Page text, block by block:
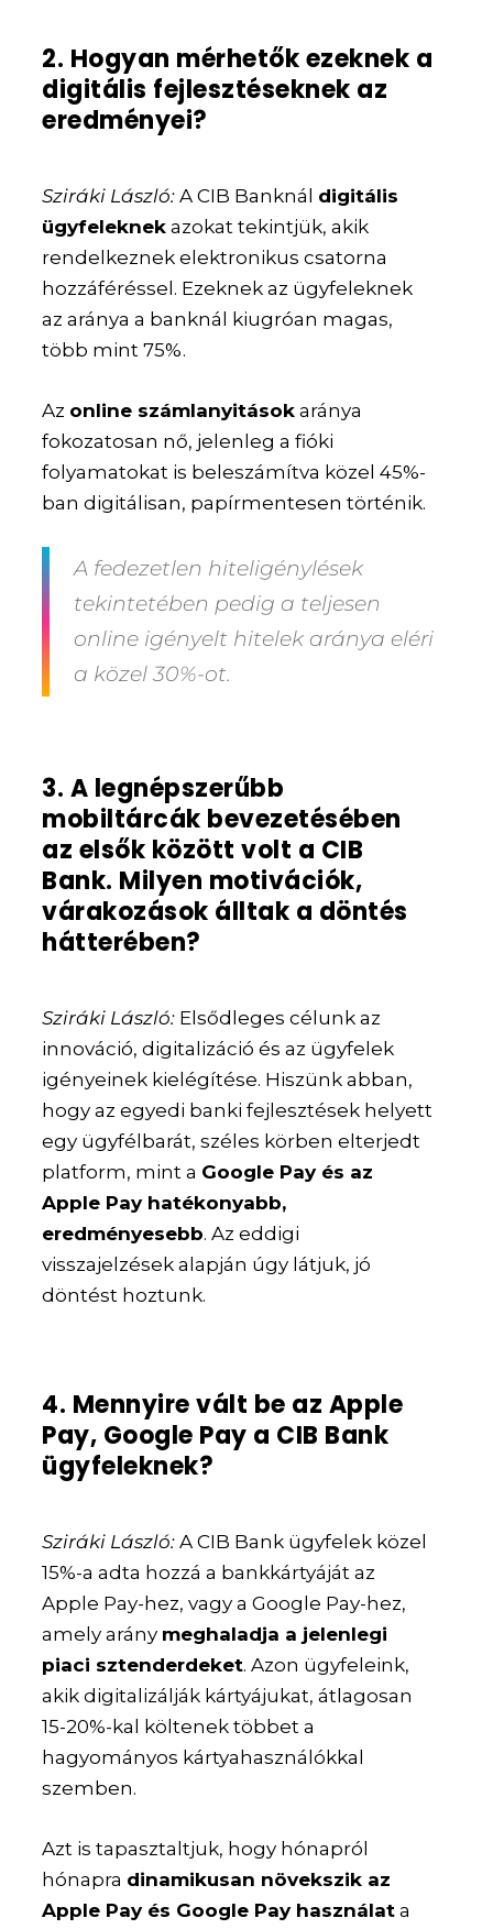
2. Hogyan mérhetők ezeknek a
digitális fejlesztéseknek az
eredményei?
Sziráki László: A CIB Banknál digitális
ügyfeleknek azokat tekintjük, akik
rendelkeznek elektronikus csatorna
hozzáféréssel. Ezeknek az ügyfeleknek
az aránya a banknál kiugróan magas,
több mint 75%.
Az online számlanyitások aránya
fokozatosan nő, jelenleg a fióki
folyamatokat is beleszámítva közel 45%-
ban digitálisan, papírmentesen történik.
A fedezetlen hiteligénylések
tekintetében pedig a teljesen
online igényelt hitelek aránya eléri
a közel 30%-ot.
3. A legnépszerűbb
mobiltárcák bevezetésében
az elsők között volt a CIB
Bank. Milyen motivációk,
várakozások álltak a döntés
hátterében?
Sziráki László: Elsődleges célunk az
innováció, digitalizáció és az ügyfelek
igényeinek kielégítése. Hiszünk abban,
hogy az egyedi banki fejlesztések helyett
egy ügyfélbarát, széles körben elterjedt
platform, mint a Google Pay és az
Apple Pay hatékonyabb,
eredményesebb. Az eddigi
visszajelzések alapján úgy látjuk, jó
döntést hoztunk.
4. Mennyire vált be az Apple
Pay, Google Pay a CIB Bank
ügyfeleknek?
Sziráki László: A CIB Bank ügyfelek közel
15%-a adta hozzá a bankkártyáját az
Apple Pay-hez, vagy a Google Pay-hez,
amely arány meghaladja a jelenlegi
piaci sztenderdeket. Azon ügyfeleink,
akik digitalizálják kártyájukat, átlagosan
15-20%-kal költenek többet a
hagyományos kártyahasználókkal
szemben.
Azt is tapasztaltjuk, hogy hónapról
hónapra dinamikusan növekszik az
Apple Pay és Google Pay használat a